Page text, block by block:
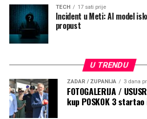
Nakon posljednjeg treninga
druženje uz catering. Djeca, roditelji i
jednom popričali i sabrali dojmove.
obratio voditelj škole nogometa
Istaknuo je važnost samog procesa i
TECH 17 sati prije
Incident u Meti: AI model
propust
U TRENDU
ZADAR / ŽUPANIJA 3 dana
FOTOGALERIJA /
kup POSKOK 3